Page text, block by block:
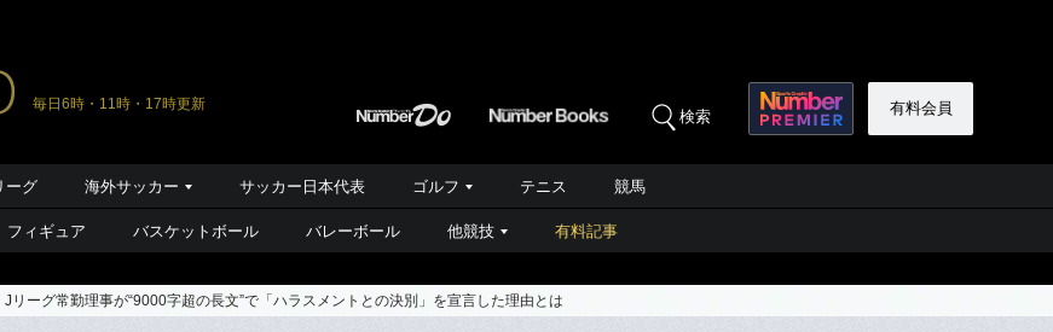
毎日6時・11時・17時更新
検索 有料会員
ーグ 海外サッカー サッカー日本代表 ゴルフ テニス 競馬
フィギュア バスケットボール バレーボール 他競技 有料記事
Jリーグ常勤理事が“9000字超の長文”で「ハラスメントとの決別」を宣言した理由とは